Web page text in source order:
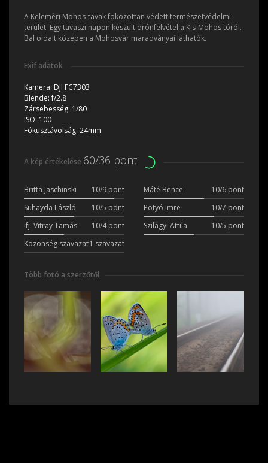
A Keleméri Mohos-tavak fokozottan védett természetvédelmi
terület. Egy tavaszi napon készült drónfelvétel a Kis-Mohos tóról.
Bal oldalt középen a Mohosvár maradványai láthatók.
Exif adatok
Kamera: DJI FC7303
Blende:f/2.8
Zársebesség: 1/80
ISO: 100
Fókusztávolság: 24mm
A kép értékelése 60/36 pont
Britta Jaschinski 10/9 pont Máté Bence
10/6 pont
Suhayda László
10/5 pont Potyó Imre
10/7 pont
ifj. Vitray Tamás
10/4 pont Szilágyi Attila
10/5 pont
Közönség szavazat1 szavazat
Több fotó a szerzőtől